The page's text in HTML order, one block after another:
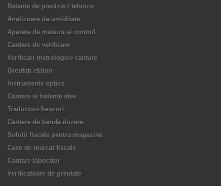
Balante de precizie / tehnice
Analizoare de umiditate
Aparate de masura si control
Cantare de verificare
Verificari metrologice cantare
Greutati etalon
Instrumente optice
Cantare si balante atex
Traductori-Senzori
Cantare de banda dozare
Solutii fiscale pentru magazine
Case de marcat fiscale
Cantare laborator
Verificatoare de greutate